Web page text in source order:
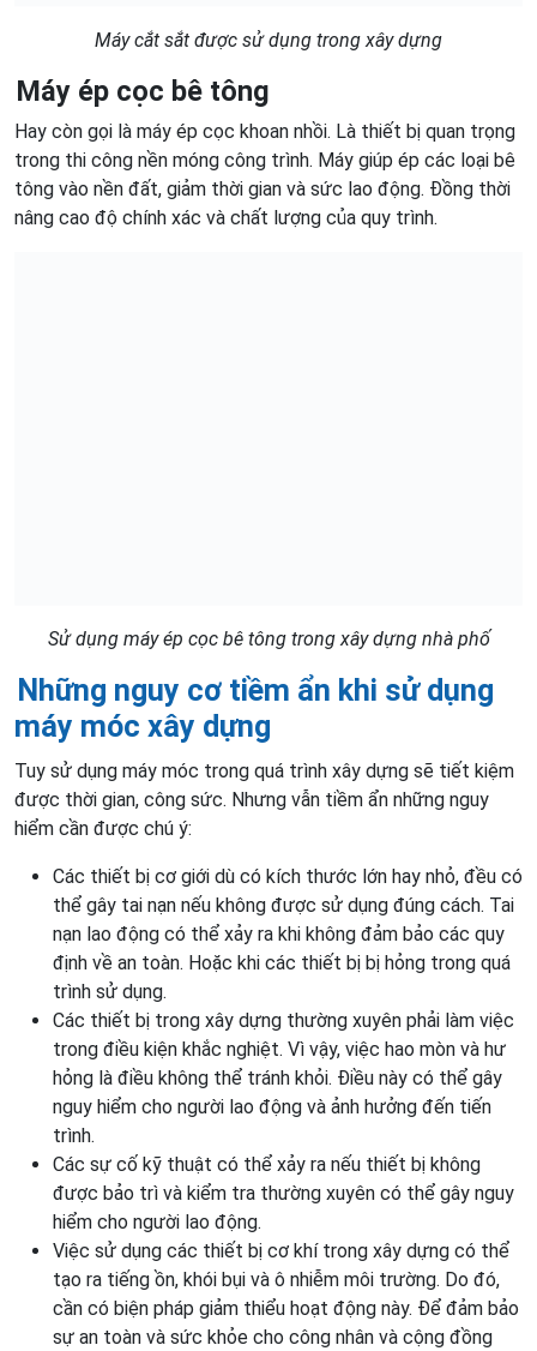
Máy cắt sắt được sử dụng trong xây dựng
Máy ép cọc bê tông
Hay còn gọi là máy ép cọc khoan nhồi. Là thiết bị quan trọng
trong thi công nền móng công trình. Máy giúp ép các loại bê
tông vào nền đất, giảm thời gian và sức lao động. Đồng thời
nâng cao độ chính xác và chất lượng của quy trình.
Sử dụng máy ép cọc bê tông trong xây dựng nhà phố
Những nguy cơ tiềm ẩn khi sử dụng
máy móc xây dựng
Tuy sử dụng máy móc trong quá trình xây dựng sẽ tiết kiệm
được thời gian, công sức. Nhưng vẫn tiềm ẩn những nguy
hiểm cần được chú ý:
Các thiết bị cơ giới dù có kích thước lớn hay nhỏ, đều có
thể gây tai nạn nếu không được sử dụng đúng cách. Tai
nạn lao động có thể xảy ra khi không đảm bảo các quy
định về an toàn. Hoặc khi các thiết bị bị hỏng trong quá
trình sử dụng.
Các thiết bị trong xây dựng thường xuyên phải làm việc
trong điều kiện khắc nghiệt. Vì vậy, việc hao mòn và hư
hỏng là điều không thể tránh khỏi. Điều này có thể gây
nguy hiểm cho người lao động và ảnh hưởng đến tiến
trình.
Các sự cố kỹ thuật có thể xảy ra nếu thiết bị không
được bảo trì và kiểm tra thường xuyên có thể gây nguy
hiểm cho người lao động.
Việc sử dụng các thiết bị cơ khí trong xây dựng có thể
tạo ra tiếng ồn, khói bụi và ô nhiễm môi trường. Do đó,
cần có biện pháp giảm thiểu hoạt động này. Để đảm bảo
sự an toàn và sức khỏe cho công nhân và cộng đồng